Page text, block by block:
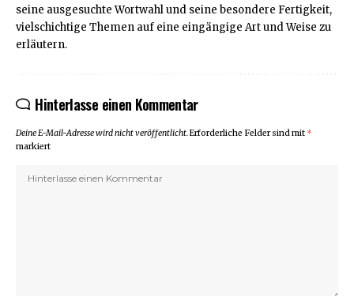
seine ausgesuchte Wortwahl und seine besondere Fertigkeit,
vielschichtige Themen auf eine eingängige Art und Weise zu
erläutern.
Hinterlasse einen Kommentar
Deine E-Mail-Adresse wird nicht veröffentlicht.Erforderliche Felder sind mit *
markiert